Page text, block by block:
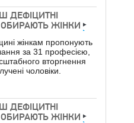
ДЕФІЦИТНІ
ОБИРАЮТЬ ЖІНКИ
жінкам пропонують
за 31 професією,
вторгнення
чоловіки.
ДЕФІЦИТНІ
ОБИРАЮТЬ ЖІНКИ